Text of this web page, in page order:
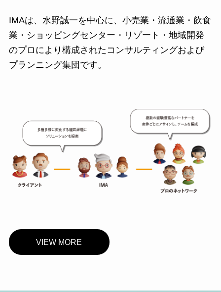
IMAは、水野誠一を中心に、小売業・流通業・飲食
業・ショッピングセンター・リゾート・地域開発
のプロにより構成されたコンサルティングおよび
プランニング集団です。
VIEW MORE